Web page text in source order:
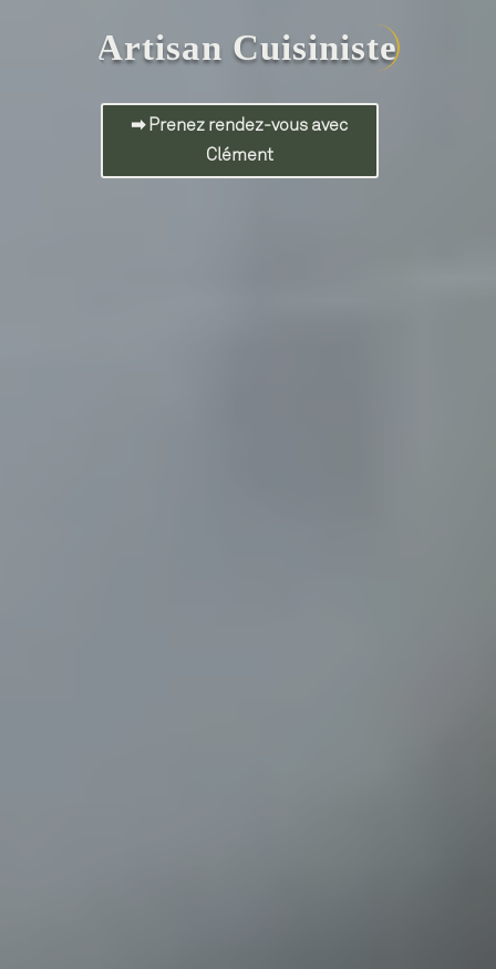
Artisan Cuisiniste
➡︎ Prenez rendez-vous avec
Clément